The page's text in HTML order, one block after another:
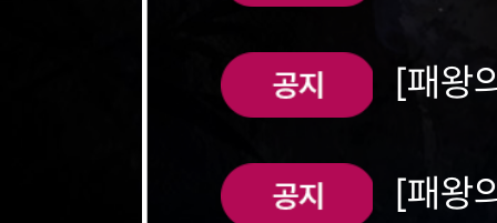
[패왕
[패왕